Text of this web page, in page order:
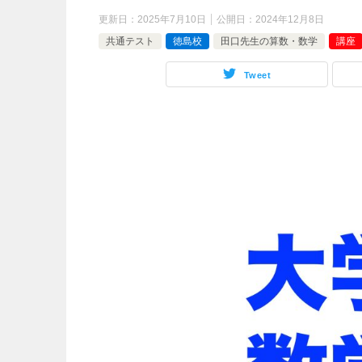
更新日： 2025年7月10日 公開日： 2024年12月8日
共通テスト
徳島校 田口先生の算数・数学 講座
Tweet